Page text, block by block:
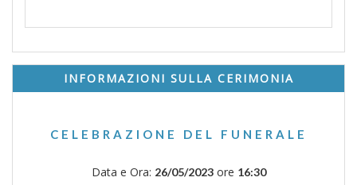
INFORMAZIONI SULLA CERIMONIA
CELEBRAZIONE DEL FUNERALE
Data e Ora: 26/05/2023ore 16:30